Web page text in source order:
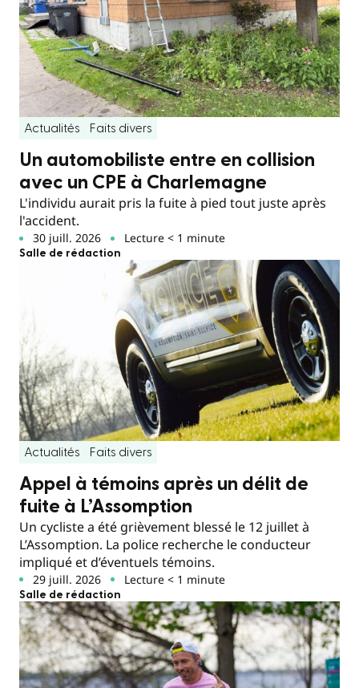
Actualités Faits divers
Un automobiliste entre en collision
avec un CPE à Charlemagne
L'individu aurait pris la fuite à pied tout juste après
l'accident.
30 juill. 2026 Lecture < 1 minute
Salle de rédaction
Actualités Faits divers
Appel à témoins après un délit de
fuite à L’Assomption
Un cycliste a été grièvement blessé le 12 juillet à
L’Assomption. La police recherche le conducteur
impliqué et d’éventuels témoins.
29 juill. 2026 Lecture < 1 minute
Salle de rédaction